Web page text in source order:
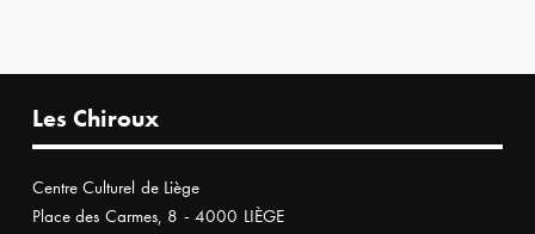
Les Chiroux
Centre Culturel de Liège
Place des Carmes, 8 - 4000 LIÈGE